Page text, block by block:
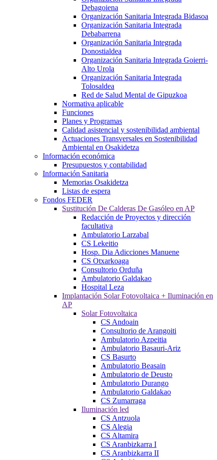
Debagoiena
Organización Sanitaria Integrada Bidasoa
Organización Sanitaria Integrada
Debabarrena
Organización Sanitaria Integrada
Donostialdea
Organización Sanitaria Integrada Goierri-
Alto Urola
Organización Sanitaria Integrada
Tolosaldea
Red de Salud Mental de Gipuzkoa
Normativa aplicable
Funciones
Planes y Programas
Calidad asistencial y sostenibilidad ambiental
Actuaciones Transversales en Sostenibilidad
Ambiental en Osakidetza
Información económica
Presupuestos y contabilidad
Información Sanitaria
Memorias Osakidetza
Listas de espera
Fondos FEDER
Sustitución De Calderas De Gasóleo en AP
Redacción de Proyectos y dirección
facultativa
Ambulatorio Larzabal
CS Lekeitio
Hosp. Dia Adicciones Manuene
CS Otxarkoaga
Consultorio Orduña
Ambulatorio Galdakao
Hospital Leza
Implantación Solar Fotovoltaica + Iluminación en
AP
Solar Fotovoltaica
CS Andoain
Consultorio de Arangoiti
Ambulatorio Azpeitia
Ambulatorio Basauri-Ariz
CS Basurto
Ambulatorio Beasain
Ambulatorio de Deusto
Ambulatorio Durango
Ambulatorio Galdakao
CS Zumarraga
Iluminación led
CS Antzuola
CS Alegia
CS Altamira
CS Aranbizkarra I
CS Aranbizkarra II